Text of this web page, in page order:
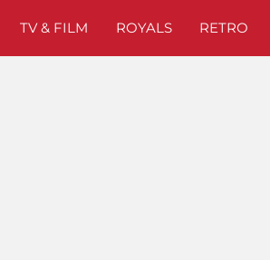
TV & FILM ROYALS RETRO